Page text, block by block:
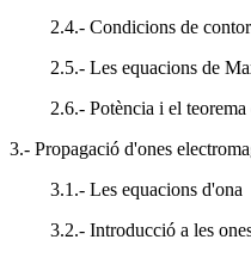
2.4.- Condicions de
2.5.- Les equacions de
2.6.- Potència i el
3.- Propagació d'ones
3.1.- Les equacions d'ona
3.2.- Introducció a les